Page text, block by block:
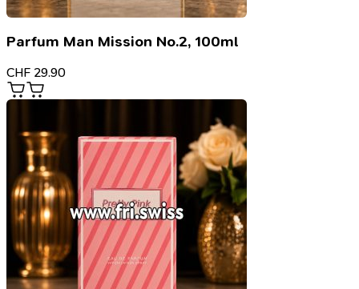
Parfum Man Mission No.2, 100ml
CHF 29.90